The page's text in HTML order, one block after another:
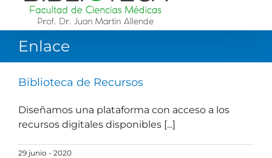
Enlace
Biblioteca de Recursos
Diseñamos una plataforma con acceso a los
recursos digitales disponibles [...]
29 junio - 2020